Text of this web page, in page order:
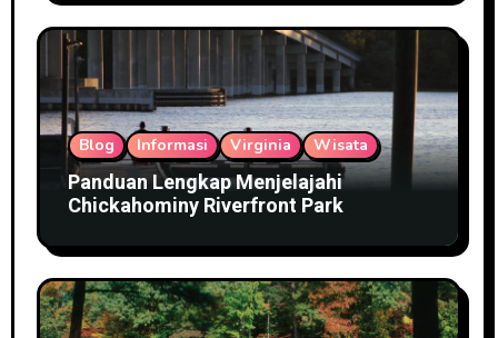
Blog Informasi Virginia Wisata
Panduan Lengkap Menjelajahi
Chickahominy Riverfront Park